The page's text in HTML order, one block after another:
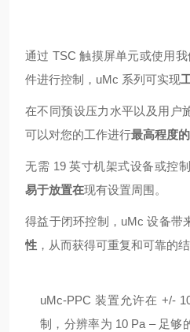
通过 TSC 触摸屏单元或使用
件进行控制，uMc 系列可实现
在不同预设压力水平以及用户
可以对您的工作进行最高程度
无需 19 英寸机架式设备或控
易于放置在现有设置周围。
得益于闭环控制，uMc 设备带
性 ，从而获得可重复和可靠的结
uMc-PPC 装置允许在 +/-
制，分辨率为 10 Pa – 足够